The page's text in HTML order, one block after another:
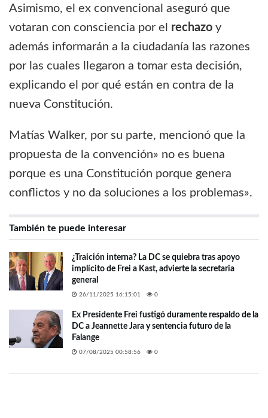
Asimismo, el ex convencional aseguró que
votaran con consciencia por el rechazo y
además informarán a la ciudadanía las razones
por las cuales llegaron a tomar esta decisión,
explicando el por qué están en contra de la
nueva Constitución.
Matías Walker, por su parte, mencionó que la
propuesta de la convención» no es buena
porque es una Constitución porque genera
conflictos y no da soluciones a los problemas».
También te puede interesar
¿Traición interna? La DC se quiebra tras apoyo
implícito de Frei a Kast, advierte la secretaria
general
26/11/2025 16:15:01 0
Ex Presidente Frei fustigó duramente respaldo de la
DC a Jeannette Jara y sentencia futuro de la
Falange
07/08/2025 00:58:56 0